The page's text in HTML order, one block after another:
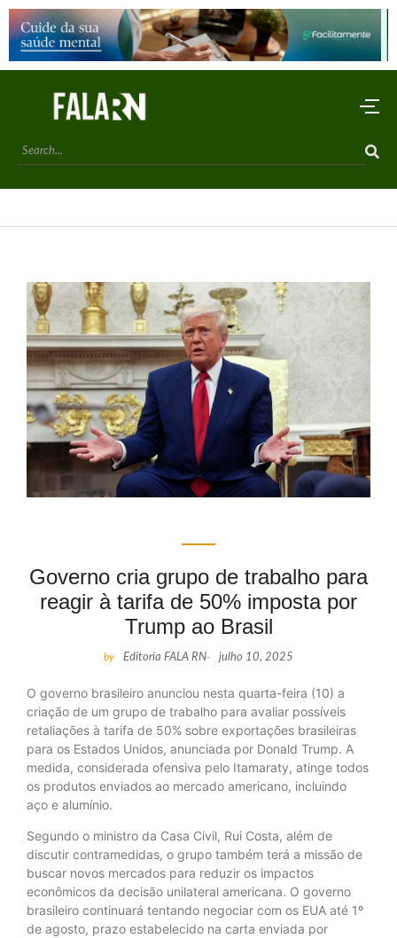
Governo cria grupo de trabalho para
reagir à tarifa de 50% imposta por
Trump ao Brasil
by Editoria FALA RN- julho 10, 2025
O governo brasileiro anunciou nesta quarta-feira (10) a
criação de um grupo de trabalho para avaliar possíveis
retaliações à tarifa de 50% sobre exportações brasileiras
para os Estados Unidos, anunciada por Donald Trump. A
medida, considerada ofensiva pelo Itamaraty, atinge todos
os produtos enviados ao mercado americano, incluindo
aço e alumínio.
Segundo o ministro da Casa Civil, Rui Costa, além de
discutir contramedidas, o grupo também terá a missão de
buscar novos mercados para reduzir os impactos
econômicos da decisão unilateral americana. O governo
brasileiro continuará tentando negociar com os EUA até 1º
de agosto, prazo estabelecido na carta enviada por